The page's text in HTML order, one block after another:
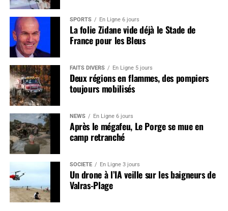
SPORTS En Ligne 6 jours
La folie Zidane vide déjà le Stade de
France pour les Bleus
FAITS DIVERS En Ligne 5 jours
Deux régions en flammes, des pompiers
toujours mobilisés
NEWS En Ligne 6 jours
Après le mégafeu, Le Porge se mue en
camp retranché
SOCIÉTÉ En Ligne 3 jours
Un drone à l’IA veille sur les baigneurs de
Valras-Plage